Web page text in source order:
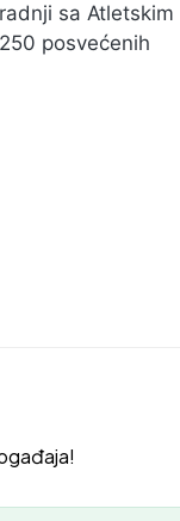
sa Atletskim
posvećenih